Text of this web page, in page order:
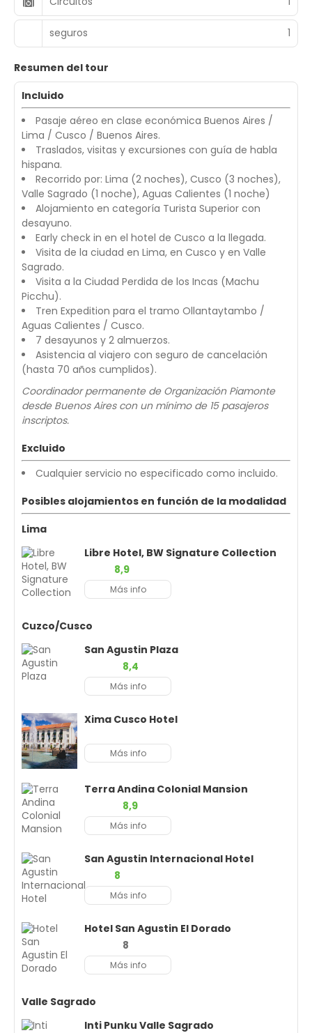
seguros 1
Resumen del tour
Incluido
Pasaje aéreo en clase económica Buenos Aires /
Lima / Cusco / Buenos Aires.
Traslados, visitas y excursiones con guía de habla
hispana.
Recorrido por: Lima (2 noches), Cusco (3 noches),
Valle Sagrado (1 noche), Aguas Calientes (1 noche)
Alojamiento en categoría Turista Superior con
desayuno.
Early check in en el hotel de Cusco a la llegada.
Visita de la ciudad en Lima, en Cusco y en Valle
Sagrado.
Visita a la Ciudad Perdida de los Incas (Machu
Picchu).
Tren Expedition para el tramo Ollantaytambo /
Aguas Calientes / Cusco.
7 desayunos y 2 almuerzos.
Asistencia al viajero con seguro de cancelación
(hasta 70 años cumplidos).
Coordinador permanente de Organización Piamonte
desde Buenos Aires con un mínimo de 15 pasajeros
inscriptos.
Excluido
Cualquier servicio no especificado como incluido.
Posibles alojamientos en función de la modalidad
Lima
Libre Hotel, BW Signature Collection
8,9
Más info
Cuzco/Cusco
San Agustin Plaza
8,4
Más info
Xima Cusco Hotel
Más info
Terra Andina Colonial Mansion
8,9
Más info
San Agustin Internacional Hotel
8
Más info
Hotel San Agustin El Dorado
8
Más info
Valle Sagrado
Inti Punku Valle Sagrado